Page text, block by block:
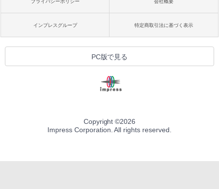
プライバシーポリシー 会社概要
インプレスグループ 特定商取引法に基づく表示
PC版で見る
Copyright ©2026
Impress Corporation. All rights reserved.